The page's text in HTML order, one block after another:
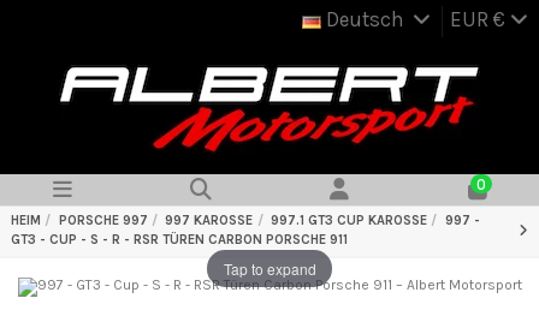
Deutsch EUR €
0
HEIM PORSCHE 997 997 KAROSSE 997.1 GT3 CUP KAROSSE
997 -
GT3 - CUP - S - R - RSR TÜREN CARBON PORSCHE 911
Tap to expand